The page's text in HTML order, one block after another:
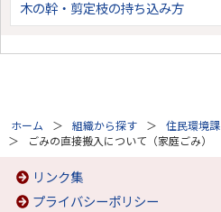
木の幹・剪定枝の持ち込み方
ホーム 組織から探す
住民環境課
ごみの直接搬入について（家庭ごみ）
リンク集
プライバシーポリシー